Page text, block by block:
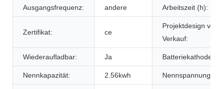
Ausgangsfrequenz: andere Arbeitszeit (h):
Zertifikat: ce
Projektdesign vor
Verkauf:
Wiederaufladbar: Ja
Nennkapazität: 2.56kwh Nennspannung: